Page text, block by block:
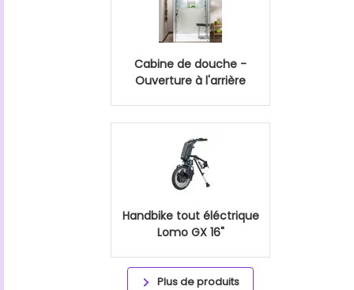
Cabine de douche -
Ouverture à l'arrière
Handbike tout éléctrique
Lomo GX 16"
Plus de produits